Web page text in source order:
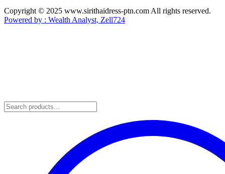
Copyright © 2025 www.sirithaidress-ptn.com All rights reserved.
Powered by : Wealth Analyst, Zell724